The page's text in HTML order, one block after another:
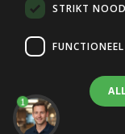
1
STRIKT
FUNCTIONEEL